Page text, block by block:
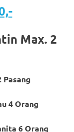
Max. 2
Pasang
4 Orang
6 Orang